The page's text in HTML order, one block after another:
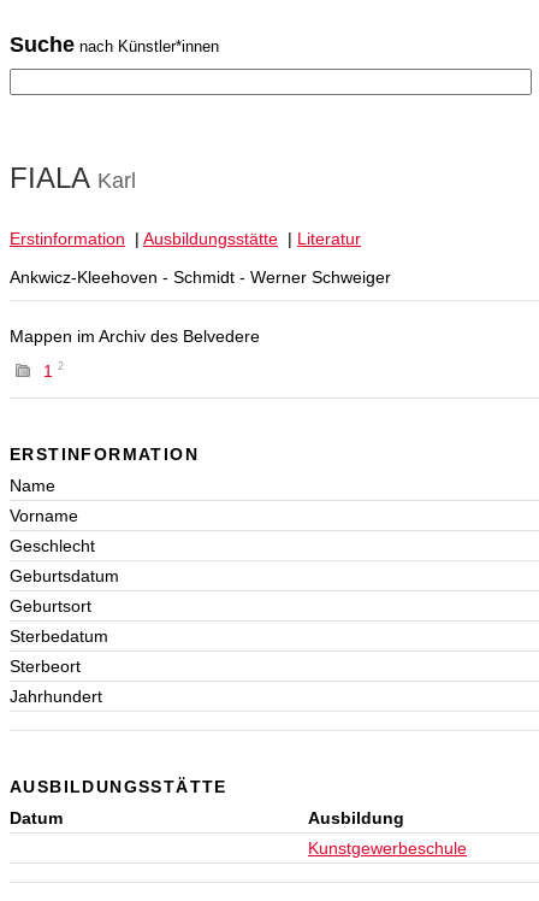
Suche nach Künstler*innen
FIALA Karl
Erstinformation | Ausbildungsstätte | Literatur
Ankwicz-Kleehoven - Schmidt - Werner Schweiger
Mappen im Archiv des Belvedere
1
2
ERSTINFORMATION
Name
Vorname
Geschlecht
Geburtsdatum
Geburtsort
Sterbedatum
Sterbeort
Jahrhundert
AUSBILDUNGSSTÄTTE
Datum
Ausbildung
Kunstgewerbeschule